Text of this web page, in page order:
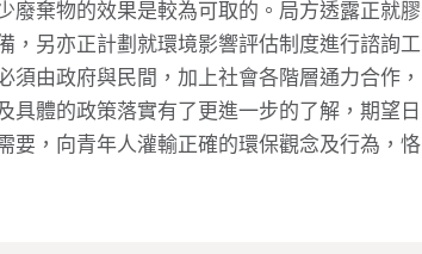
廢棄物的效果是較為可取的。局方透露正就膠
，另亦正計劃就環境影響評估制度進行諮詢工
由政府與民間，加上社會各階層通力合作，
具體的政策落實有了更進一步的了解，期望日
要，向青年人灌輸正確的環保觀念及行為，恪